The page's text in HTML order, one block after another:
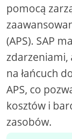
pomocą
(APS). SAP
zdarzeniami,
na łańcuch
APS, co
kosztów i
zasobów.